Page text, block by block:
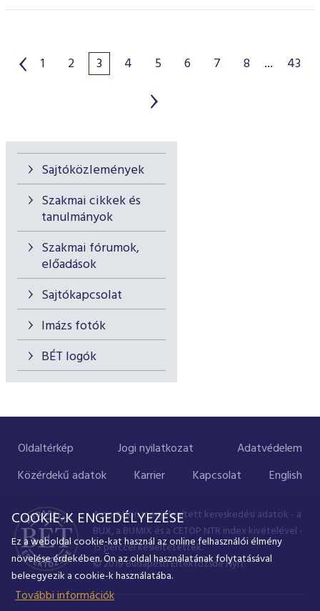
Sajtóközlemények
Szakmai cikkek és
tanulmányok
Szakmai fórumok,
előadások
Sajtókapcsolat
Imázs fotók
BÉT logók
1 2 3 4 5 6 7 8 ... 43
Oldaltérkép Jogi nyilatkozat
Adatvédelem
Közérdekű adatok
Karrier Kapcsolat English
A portálon megjelenített kereskedési adatok - a
BUX, a BUMIX és a CETOP NTR index kivételével -
15 perccel késleltetettek.
© 2019 Budapesti Értéktőzsde Nyrt.
COOKIE-K ENGEDÉLYEZÉSE
Ez a weboldal cookie-kat használ az online felhasználói élmény
növelése érdekében. Ön az oldal használatának folytatásával
beleegyezik a cookie-k használatába.
További információk